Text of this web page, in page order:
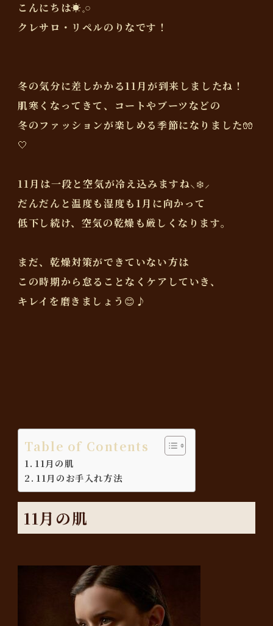
こんにちは☀️𓈒𓏸
クレサロ・リペルのりなです！
冬の気分に差しかかる11月が到来しましたね！
肌寒くなってきて、コートやブーツなどの
冬のファッションが楽しめる季節になりました🧤
🤍
11月は一段と空気が冷え込みますね⸜❄️⸝
だんだんと温度も湿度も1月に向かって
低下し続け、空気の乾燥も厳しくなります。
まだ、乾燥対策ができていない方は
この時期から怠ることなくケアしていき、
キレイを磨きましょう😊♪
Table of Contents
11月の肌
11月のお手入れ方法
11月の肌